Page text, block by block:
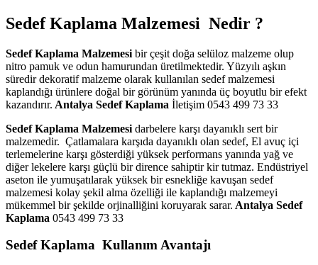
Sedef Kaplama Malzemesi Nedir ?
Sedef Kaplama Malzemesi bir çeşit doğa selüloz malzeme olup
nitro pamuk ve odun hamurundan üretilmektedir. Yüzyılı aşkın
süredir dekoratif malzeme olarak kullanılan sedef malzemesi
kaplandığı ürünlere doğal bir görünüm yanında üç boyutlu bir efekt
kazandırır. Antalya Sedef Kaplama İletişim 0543 499 73 33
Sedef Kaplama Malzemesi darbelere karşı dayanıklı sert bir
malzemedir. Çatlamalara karşıda dayanıklı olan sedef, El avuç içi
terlemelerine karşı gösterdiği yüksek performans yanında yağ ve
diğer lekelere karşı güçlü bir dirence sahiptir kir tutmaz. Endüstriyel
aseton ile yumuşatılarak yüksek bir esnekliğe kavuşan sedef
malzemesi kolay şekil alma özelliği ile kaplandığı malzemeyi
mükemmel bir şekilde orjinalliğini koruyarak sarar. Antalya Sedef
Kaplama 0543 499 73 33
Sedef Kaplama Kullanım Avantajı